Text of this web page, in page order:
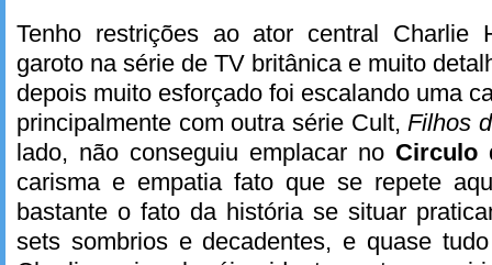
Tenho restrições ao ator central Charlie
garoto na série de TV britânica e muito
depois muito esforçado foi escalando uma
principalmente com outra série Cult,Filhos
lado, não conseguiu emplacar no Circulo
carisma e empatia fato que se repete
bastante o fato da história se situar
sets sombrios e decadentes, e quase